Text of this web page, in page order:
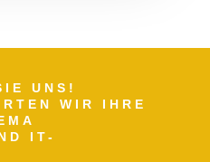
UNS!
WIR IHRE
IT-